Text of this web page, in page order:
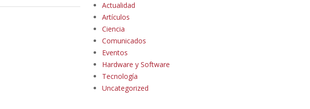
Actualidad
Artículos
Ciencia
Comunicados
Eventos
Hardware y Software
Tecnología
Uncategorized